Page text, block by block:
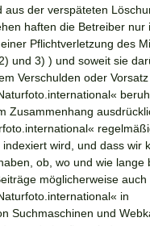
aus der verspäteten
haften die Betreiber nur
Pflichtverletzung des
und 3) ) und soweit sie
Verschulden oder
«
Zusammenhang
«
wird, und dass wir
ob, wo und wie lange
möglicherweise auch
« in
Suchmaschinen und